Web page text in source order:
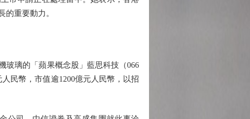
重要動力。
璃的「蘋果概念股」藍思科技（066
民幣，市值逾1200億元人民幣，以招